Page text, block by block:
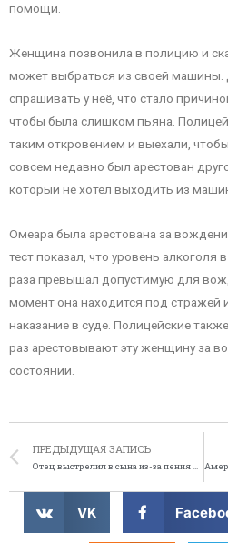
помощи.
Женщина позвонила в полицию и
может выбраться из своей машины.
спрашивать у неё, что стало
чтобы была слишком пьяна.
таким откровением и выехали,
совсем недавно был арестован
который не хотел выходить из
Омеара была арестована за
тест показал, что уровень
раза превышал допустимую для
момент она находится под стражей
наказание в суде. Полицейские
раз арестовывают эту женщину за
состоянии.
ПРЕДЫДУЩАЯ ЗАПИСЬ
Отец выстрелил в сына из-за пения караоке
VK